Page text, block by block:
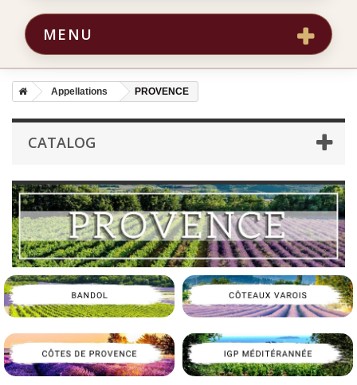
MENU
Appellations PROVENCE
CATALOG